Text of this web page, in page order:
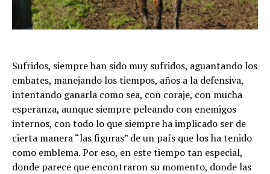
Sufridos, siempre han sido muy sufridos, aguantando los
embates, manejando los tiempos, años a la defensiva,
intentando ganarla como sea, con coraje, con mucha
esperanza, aunque siempre peleando con enemigos
internos, con todo lo que siempre ha implicado ser de
cierta manera “las figuras” de un país que los ha tenido
como emblema. Por eso, en este tiempo tan especial,
donde parece que encontraron su momento, donde las